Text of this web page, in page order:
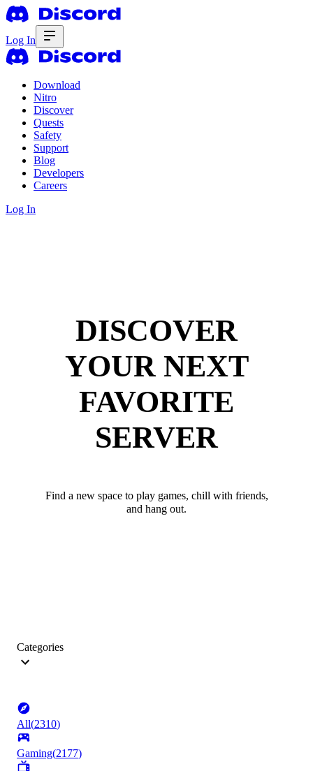
Log In
Download
Nitro
Discover
Quests
Safety
Support
Blog
Developers
Careers
Log In
DISCOVER
YOUR NEXT
FAVORITE
SERVER
Find a new space to play games, chill with friends,
and hang out.
Categories
All(2310)
Gaming(2177)